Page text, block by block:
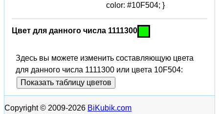
color: #10F504; }
Цвет для данного числа 1111300
Здесь вы можете изменить составляющую цвета
для данного числа 1111300 или цвета 10F504:
Показать таблицу цветов
Copyright © 2009-2026 BiKubik.com